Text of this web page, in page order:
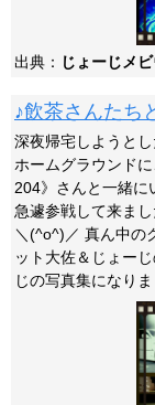
出典： じょーじメ
♪飲茶さんたち
深夜帰宅しようと
ホームグラウンド
204》さんと一緒に
急遽参戦して来ま
＼(^o^)／ 真ん中の
ット大佐＆じょー
じの写真集になり